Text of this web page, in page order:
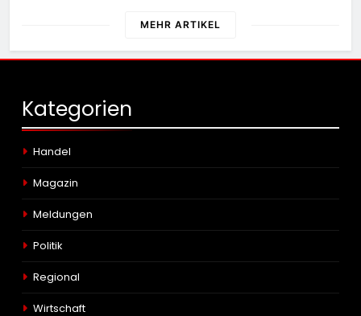
MEHR ARTIKEL
Kategorien
Handel
Magazin
Meldungen
Politik
Regional
Wirtschaft